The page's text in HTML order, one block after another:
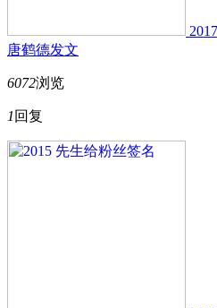
唐鹤德发文
6072浏览
1 回复